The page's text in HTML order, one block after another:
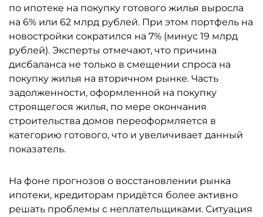
по ипотеке на покупку готового жилья выросла
на 6% или 62 млрд рублей. При этом портфель на
новостройки сократился на 7% (минус 19 млрд
рублей). Эксперты отмечают, что причина
дисбаланса не только в смещении спроса на
покупку жилья на вторичном рынке. Часть
задолженности, оформленной на покупку
строящегося жилья, по мере окончания
строительства домов переоформляется в
категорию готового, что и увеличивает данный
показатель.
На фоне прогнозов о восстановлении рынка
ипотеки, кредиторам придётся более активно
решать проблемы с неплательщиками. Ситуация